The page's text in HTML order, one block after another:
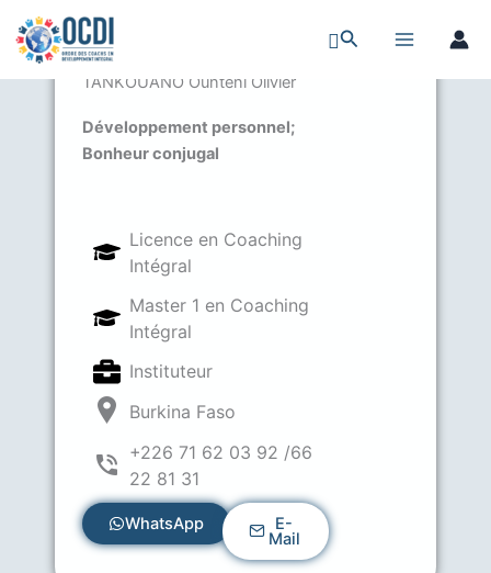
au
contenu
Rechercher
TANKOUANO Ounténi Olivier
Développement personnel;
Bonheur conjugal
Licence en Coaching
Intégral
Master 1 en Coaching
Intégral
Instituteur
Burkina Faso
+226 71 62 03 92 /66
22 81 31
WhatsApp E-
Mail